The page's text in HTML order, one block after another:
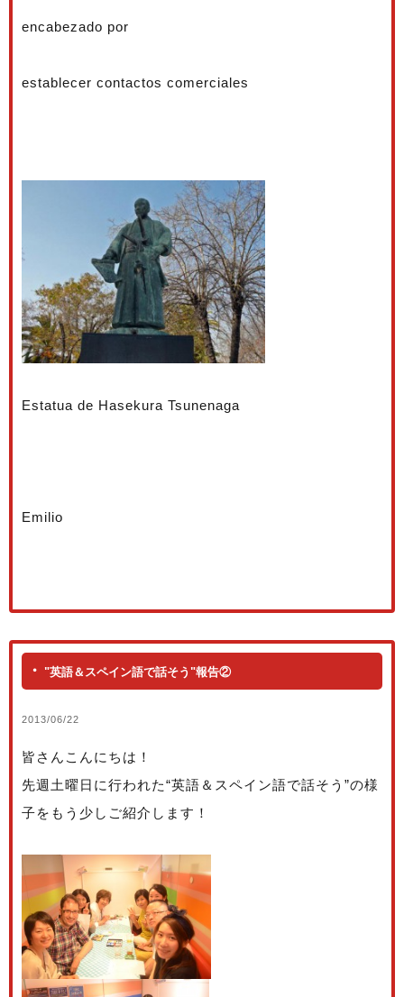
encabezado por
establecer contactos comerciales
Estatua de Hasekura Tsunenaga
Emilio
"英語＆スペイン語で話そう"報告②
2013/06/22
皆さんこんにちは！
先週土曜日に行われた“英語＆スペイン語で話そう”の様
子をもう少しご紹介します！